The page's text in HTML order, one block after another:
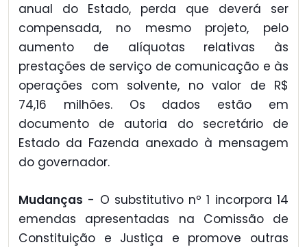
anual do Estado, perda que deverá ser
compensada, no mesmo projeto, pelo
aumento de alíquotas relativas às
prestações de serviço de comunicação e às
operações com solvente, no valor de R$
74,16 milhões. Os dados estão em
documento de autoria do secretário de
Estado da Fazenda anexado à mensagem
do governador.
Mudanças - O substitutivo nº 1 incorpora 14
emendas apresentadas na Comissão de
Constituição e Justiça e promove outras